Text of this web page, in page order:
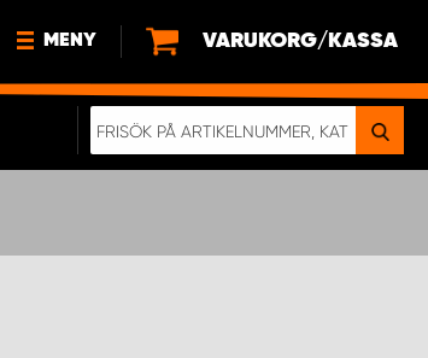
MENY
NYHETER
VARUKORG/KASSA